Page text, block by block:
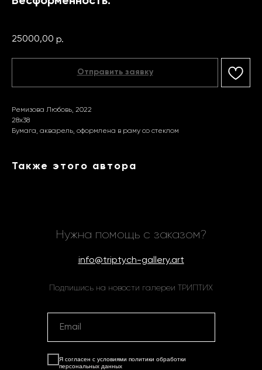
25000,00 р.
Отправить заявку
Ремизова Любовь, 2022
28х38
Бумага, акварель, оформлена в раму со стеклом
Также этого автора
Нужна помощь с заказом?
info@triptych-gallery.art
Подпишись на новости галереи ТРИПТИХ
Я согласен с условиями политики обработки
персональных данных